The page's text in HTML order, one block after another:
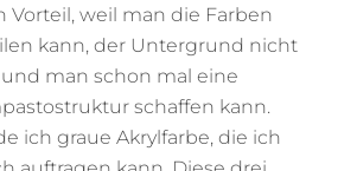
Vorteil, weil man die Farben
kann, der Untergrund nicht
man schon mal eine
schaffen kann.
ich graue Akrylfarbe, die ich